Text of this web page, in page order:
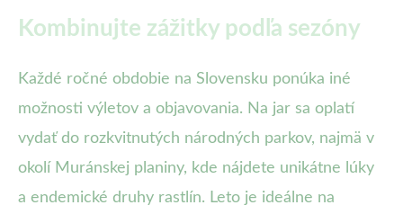
Kombinujte zážitky podľa sezóny
Každé ročné obdobie na Slovensku ponúka iné
možnosti výletov a objavovania. Na jar sa oplatí
vydať do rozkvitnutých národných parkov, najmä v
okolí Muránskej planiny, kde nájdete unikátne lúky
a endemické druhy rastlín. Leto je ideálne na